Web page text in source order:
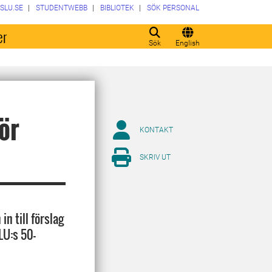
Sök English
SLU.SE STUDENTWEBB BIBLIOTEK SÖK PERSONAL
in till förslag
50-
KONTAKT
SKRIV UT